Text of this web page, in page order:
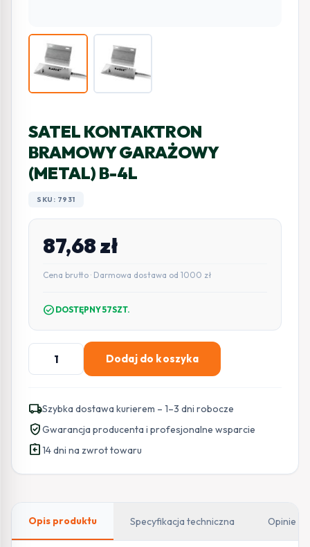
SATEL KONTAKTRON
BRAMOWY GARAŻOWY
(METAL) B-4L
SKU: 7931
87,68zł
Cena brutto · Darmowa dostawa od 1000 zł
check_circle DOSTĘPNY 57SZT.
ilość
SATEL
GARAŻOWY
(METAL)
B-
Dodaj do koszyka
local_shippingSzybka dostawa kurierem – 1–3 dni robocze
verified_userGwarancja producenta i profesjonalne wsparcie
assignment_return14 dni na zwrot towaru
Opis produktu Specyfikacja techniczna Opinie